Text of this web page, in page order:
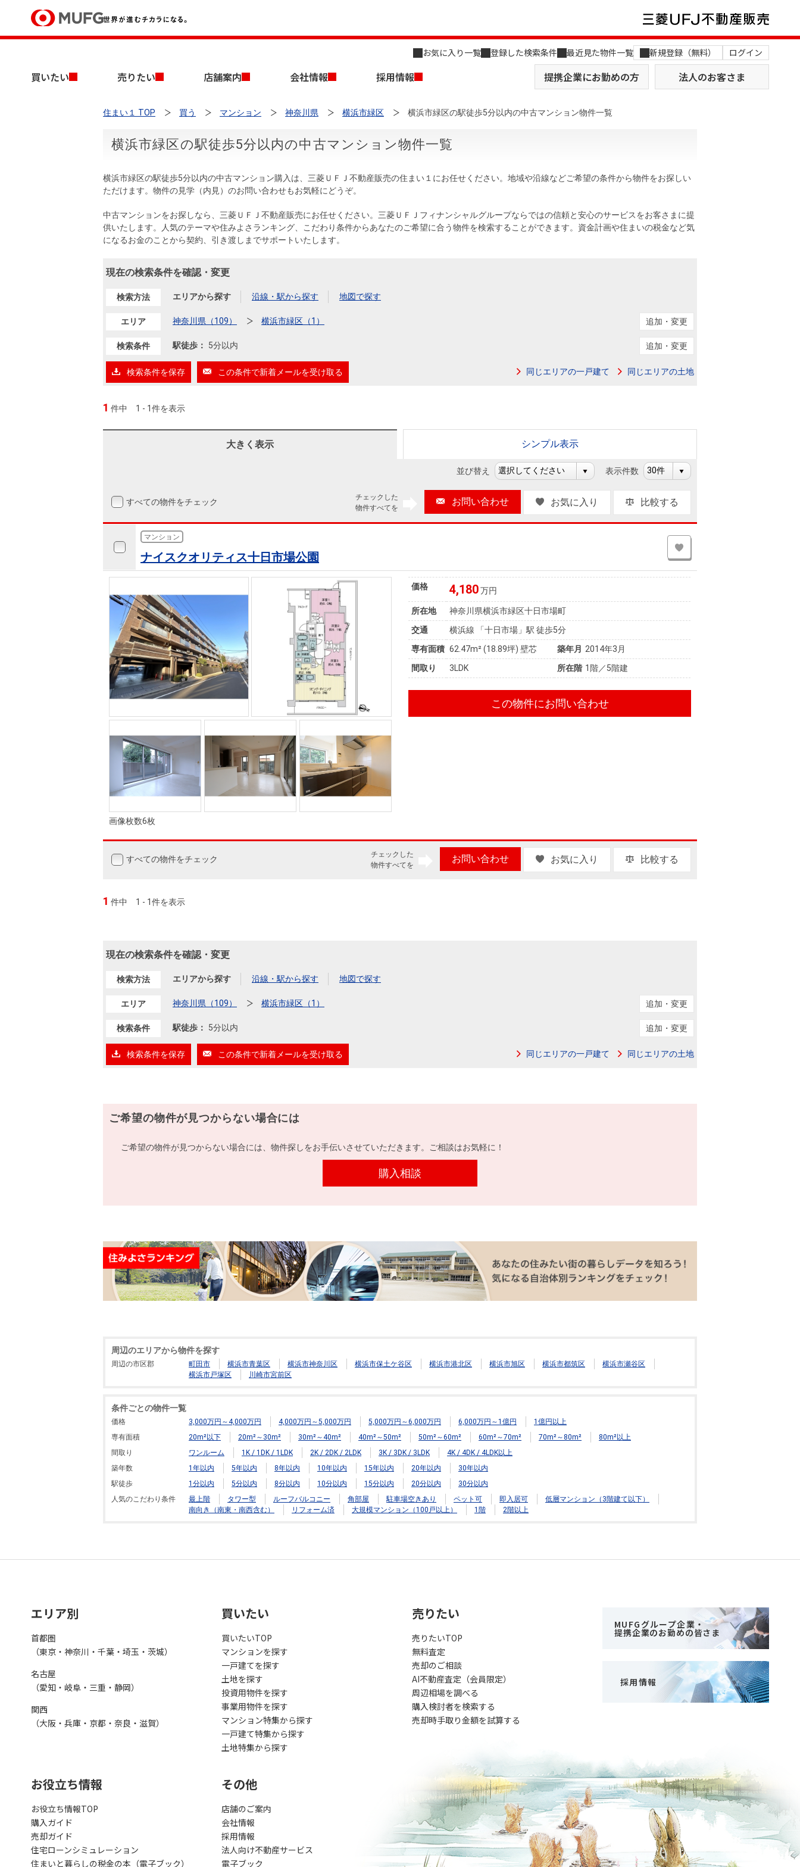
お気に入り一覧 登録した検索条件 最近見た物件一覧 新規登録（無料） ログイン
買いたい 売りたい 店舗案内 会社情報 採用情報 提携企業にお勤めの方 法人のお客さま
買いたいTOP
中古マンションを探す 新築・中古一戸建てを探す 土地を探す
住宅ローンシミュレーション 住まい1プラス（お役立ちコラム）
住まいと暮らしの税金の本（電子ブック）
売りたいTOP
無料査定 売却相談 AI不動産査定
周辺相場検索 住まい1プラス（お役立ちコラム）
住まいと暮らしの税金の本（電子ブック）
店舗案内TOP
店舗のご案内（首都圏） 店舗のご案内（名古屋）
会社情報TOP
会社概要
組織図 役員一覧
会社案内（電子ブック版）
採用情報TOP
キャリア採用情報
売りたい
住まい１ TOP 買う マンション 神奈川県 横浜市緑区 横浜市緑区の駅徒歩5分以内の中古マンション物件一覧
横浜市緑区の駅徒歩5分以内の中古マンション物件一覧
横浜市緑区の駅徒歩5分以内の中古マンション購入は、三菱ＵＦＪ不動産販売の住まい１にお任せください。地域や沿線などご希望の条件から物件をお探しい
ただけます。物件の見学（内見）のお問い合わせもお気軽にどうぞ。
中古マンションをお探しなら、三菱ＵＦＪ不動産販売にお任せください。三菱ＵＦＪフィナンシャルグループならではの信頼と安心のサービスをお客さまに提
供いたします。人気のテーマや住みよさランキング、こだわり条件からあなたのご希望に合う物件を検索することができます。資金計画や住まいの税金など気
になるお金のことから契約、引き渡しまでサポートいたします。
現在の検索条件を確認・変更
検索方法 エリアから探す 沿線・駅から探す 地図で探す
エリア 神奈川県（109） 横浜市緑区（1） 追加・変更
検索条件 駅徒歩： 5分以内 追加・変更
検索条件を保存 この条件で新着メールを受け取る 同じエリアの一戸建て 同じエリアの土地
1 件中 1 - 1件を表示
大きく表示 シンプル表示
並び替え 表示件数
すべての物件をチェック
チェックした
物件すべてを
お問い合わせ お気に入り 比較する
マンション
ナイスクオリティス十日市場公園
画像枚数6枚
価格 4,180万円
所在地
神奈川県横浜市緑区十日市場町
交通
横浜線 「十日市場」駅 徒歩5分
専有面積 62.47m²(18.89坪) 壁芯 築年月
2014年3月
間取り
3LDK 所在階 1階／5階建
この物件にお問い合わせ
すべての物件をチェック
チェックした
物件すべてを
お問い合わせ お気に入り 比較する
1 件中 1 - 1件を表示
現在の検索条件を確認・変更
検索方法 エリアから探す 沿線・駅から探す 地図で探す
エリア 神奈川県（109） 横浜市緑区（1） 追加・変更
検索条件 駅徒歩： 5分以内 追加・変更
検索条件を保存 この条件で新着メールを受け取る 同じエリアの一戸建て 同じエリアの土地
ご希望の物件が見つからない場合には
ご希望の物件が見つからない場合には、物件探しをお手伝いさせていただきます。ご相談はお気軽に！
購入相談
周辺のエリアから物件を探す
周辺の市区郡 町田市 横浜市青葉区 横浜市神奈川区 横浜市保土ケ谷区 横浜市港北区 横浜市旭区 横浜市都筑区
横浜市瀬谷区
横浜市戸塚区
川崎市宮前区
条件ごとの物件一覧
価格 3,000万円～4,000万円 4,000万円～5,000万円 5,000万円～6,000万円 6,000万円～1億円
1億円以上
専有面積
20m²以下 20m²～30m² 30m²～40m² 40m²～50m² 50m²～60m² 60m²～70m² 70m²～80m²
80m²以上
間取り
ワンルーム 1K / 1DK / 1LDK 2K / 2DK / 2LDK 3K / 3DK / 3LDK
4K / 4DK / 4LDK以上
築年数
1年以内 5年以内 8年以内 10年以内 15年以内 20年以内
30年以内
駅徒歩
1分以内 5分以内 8分以内 10分以内 15分以内 20分以内
30分以内
人気のこだわり条件
最上階 タワー型 ルーフバルコニー 角部屋 駐車場空きあり ペット可 即入居可
低層マンション（3階建て以下）
南向き（南東・南西含む）
リフォーム済 大規模マンション（100戸以上） 1階 2階以上
エリア別
首都圏
（東京・神奈川・千葉・埼玉・茨城）
名古屋
（愛知・岐阜・三重・静岡）
関西
（大阪・兵庫・京都・奈良・滋賀）
買いたい
買いたいTOP
マンションを探す
一戸建てを探す
土地を探す
投資用物件を探す
事業用物件を探す
マンション特集から探す
一戸建て特集から探す
土地特集から探す
売りたい
売りたいTOP
無料査定
売却のご相談
AI不動産査定（会員限定）
周辺相場を調べる
購入検討者を検索する
売却時手取り金額を試算する
MUFGグループ企業・
提携企業のお勤めの皆さま
採用情報
お役立ち情報
お役立ち情報TOP
購入ガイド
売却ガイド
住宅ローンシミュレーション
住まいと暮らしの税金の本（電子ブック）
その他
店舗のご案内
会社情報
採用情報
法人向け不動産サービス
電子ブック